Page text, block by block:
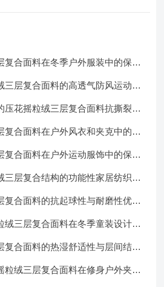
复合面料在冬季户外服装中的保暖
三层复合面料的高透气防风运动服
压花摇粒绒三层复合面料抗撕裂与
复合面料在户外风衣和夹克中的应
复合面料在户外运动服饰中的保暖
三层复合结构的功能性家居纺织品
复合面料的抗起球性与耐磨性优化
绒三层复合面料在冬季童装设计中
复合面料的热湿舒适性与层间结合
粒绒三层复合面料在修身户外夹克